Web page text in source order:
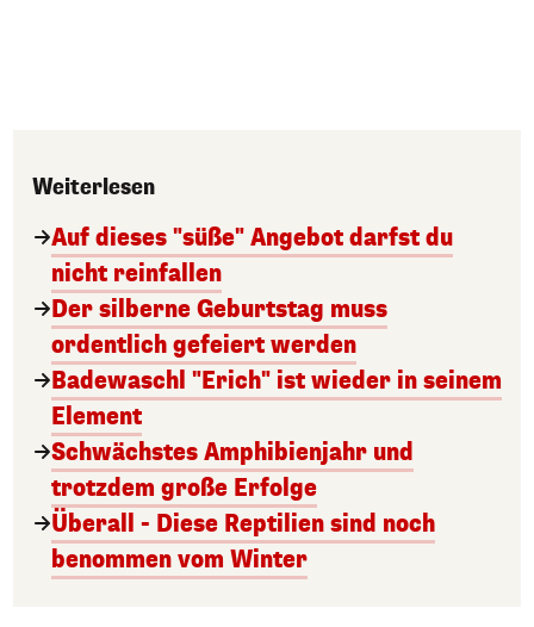
Weiterlesen
Auf dieses "süße" Angebot darfst du
nicht reinfallen
Der silberne Geburtstag muss
ordentlich gefeiert werden
Badewaschl "Erich" ist wieder in seinem
Element
Schwächstes Amphibienjahr und
trotzdem große Erfolge
Überall - Diese Reptilien sind noch
benommen vom Winter